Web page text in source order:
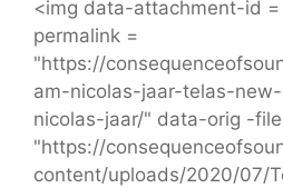
<img data-attachment-id
permalink =
"https://
am-nicolas-jaar-telas-
nicolas-jaar/" data-orig -
"https://
content/uploads/2020/07/